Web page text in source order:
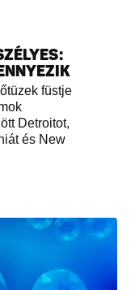
füstje
Detroitot,
és New